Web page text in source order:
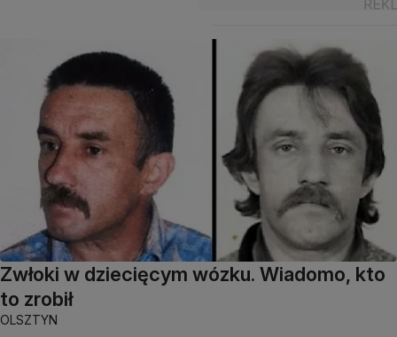
Zwłoki w dziecięcym wózku. Wiadomo, kto
to zrobił
OLSZTYN